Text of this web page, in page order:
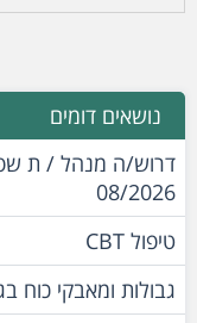
נושאים דומים
דרוש/ה מנהל / ת
08/2026
טיפול CBT
גבולות ומאבקי כוח